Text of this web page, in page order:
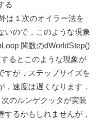
る
は１次のオイラー法を
いので，このような現象
関数のdWorldStep()
るとこのような現象が
が，ステップサイズを
速度は遅くなります．
のルンゲクッタが実装
するかもしれませんが，